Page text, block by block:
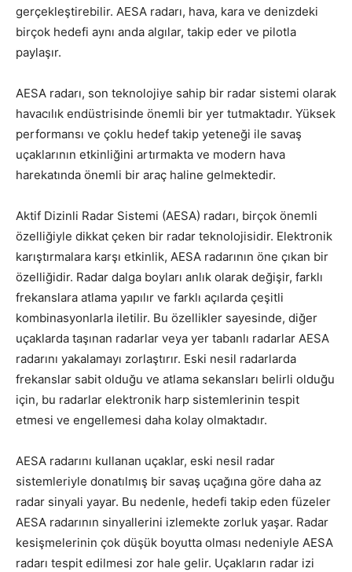
gerçekleştirebilir. AESA radarı, hava, kara ve denizdeki
birçok hedefi aynı anda algılar, takip eder ve pilotla
paylaşır.
AESA radarı, son teknolojiye sahip bir radar sistemi olarak
havacılık endüstrisinde önemli bir yer tutmaktadır. Yüksek
performansı ve çoklu hedef takip yeteneği ile savaş
uçaklarının etkinliğini artırmakta ve modern hava
harekatında önemli bir araç haline gelmektedir.
Aktif Dizinli Radar Sistemi (AESA) radarı, birçok önemli
özelliğiyle dikkat çeken bir radar teknolojisidir. Elektronik
karıştırmalara karşı etkinlik, AESA radarının öne çıkan bir
özelliğidir. Radar dalga boyları anlık olarak değişir, farklı
frekanslara atlama yapılır ve farklı açılarda çeşitli
kombinasyonlarla iletilir. Bu özellikler sayesinde, diğer
uçaklarda taşınan radarlar veya yer tabanlı radarlar AESA
radarını yakalamayı zorlaştırır. Eski nesil radarlarda
frekanslar sabit olduğu ve atlama sekansları belirli olduğu
için, bu radarlar elektronik harp sistemlerinin tespit
etmesi ve engellemesi daha kolay olmaktadır.
AESA radarını kullanan uçaklar, eski nesil radar
sistemleriyle donatılmış bir savaş uçağına göre daha az
radar sinyali yayar. Bu nedenle, hedefi takip eden füzeler
AESA radarının sinyallerini izlemekte zorluk yaşar. Radar
kesişmelerinin çok düşük boyutta olması nedeniyle AESA
radarı tespit edilmesi zor hale gelir. Uçakların radar izi